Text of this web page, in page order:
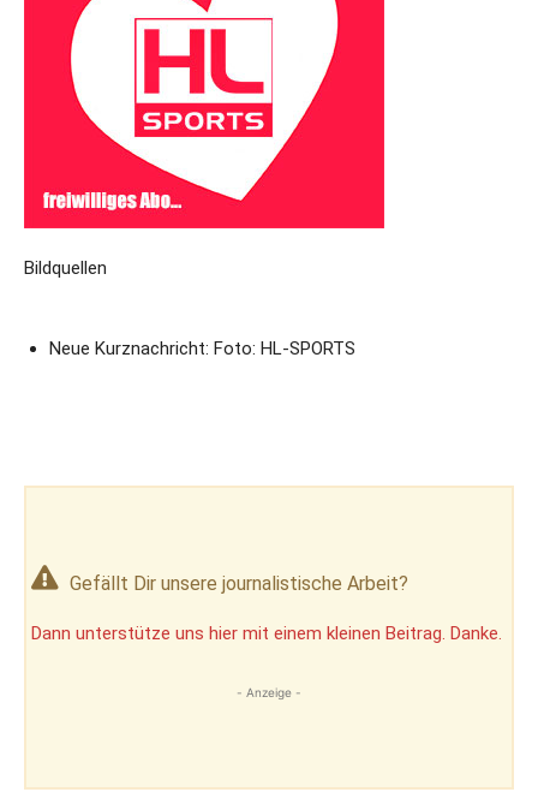
Bildquellen
Neue Kurznachricht: Foto: HL-SPORTS
Gefällt Dir unsere journalistische Arbeit?
Dann unterstütze uns hier mit einem kleinen Beitrag. Danke.
- Anzeige -